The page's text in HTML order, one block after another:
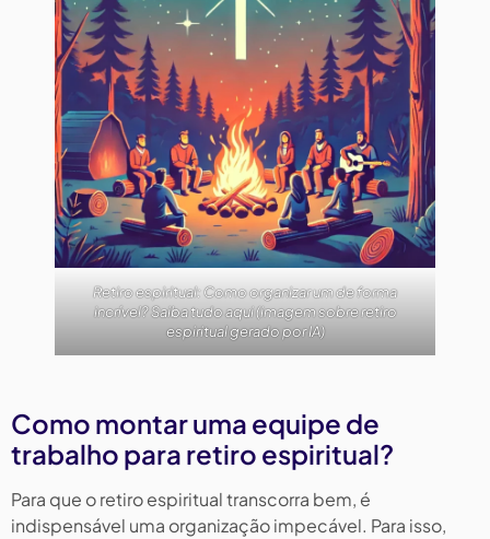
Retiro espiritual: Como organizar um de forma
incrível? Saiba tudo aqui (imagem sobre retiro
espiritual gerado por IA)
Como montar uma equipe de
trabalho para retiro espiritual?
Para que o retiro espiritual transcorra bem, é
indispensável uma organização impecável. Para isso,